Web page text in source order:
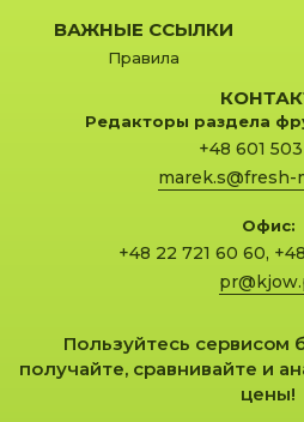
ВАЖНЫЕ ССЫЛКИ
Правила
Редакторы раздела
+48 601
marek.s@fresh-
Офис:
+48 22 721 60 60,
Пользуйтесь сервисом
получайте, сравнивайте и
цены!